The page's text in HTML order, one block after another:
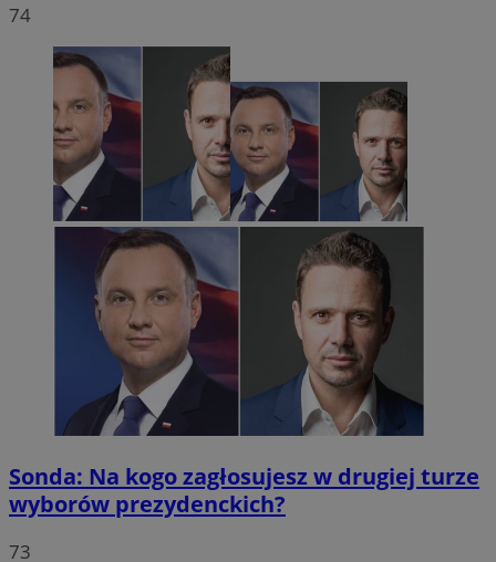
74
Sonda: Na kogo zagłosujesz w drugiej turze
wyborów prezydenckich?
73